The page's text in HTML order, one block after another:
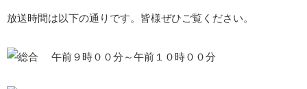
放送時間は以下の通りです。皆様ぜひご覧ください。
午前９時００分～午前１０時００分